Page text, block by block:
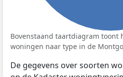
Bovenstaand taartdiagram toont
woningen naar type in de
De gegevens over soorten